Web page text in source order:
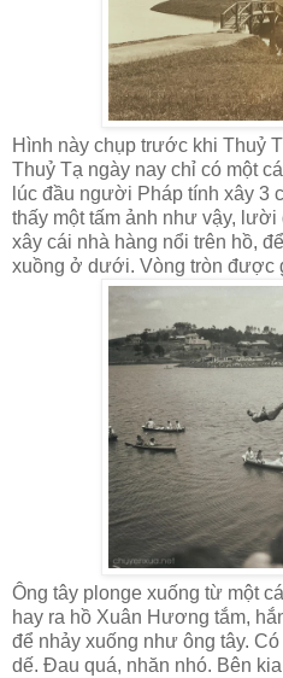
Hình này chụp trước khi Thuỷ
Thuỷ Tạ ngày nay chỉ có một
lúc đầu người Pháp tính xây 3
thấy một tấm ảnh như vậy,
xây cái nhà hàng nổi trên hồ,
xuồng ở dưới. Vòng tròn được
Ông tây plonge xuống từ một
hay ra hồ Xuân Hương tắm,
để nhảy xuống như ông tây.
dế. Đau quá, nhăn nhó. Bên